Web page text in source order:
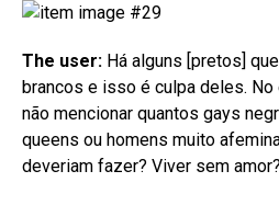
The user: Há alguns [pretos]
brancos e isso é culpa deles.
não mencionar quantos gays
queens ou homens muito
deveriam fazer? Viver sem